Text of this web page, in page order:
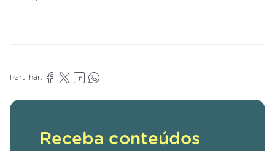
Partilhar:
Receba conteúdos